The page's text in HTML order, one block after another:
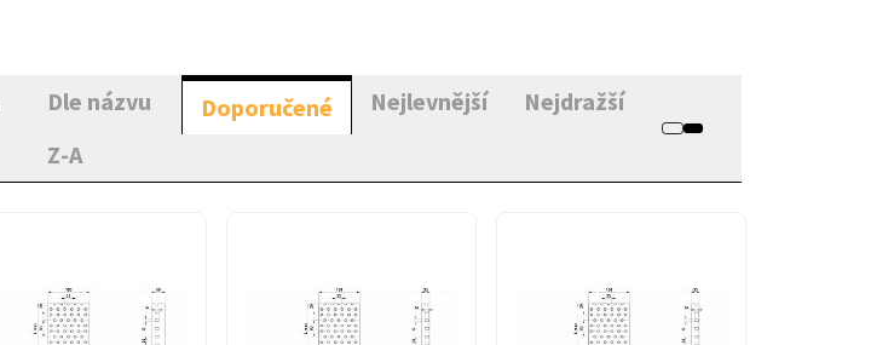
Dle názvu
Z-A
Doporučené Nejlevnější Nejdražší